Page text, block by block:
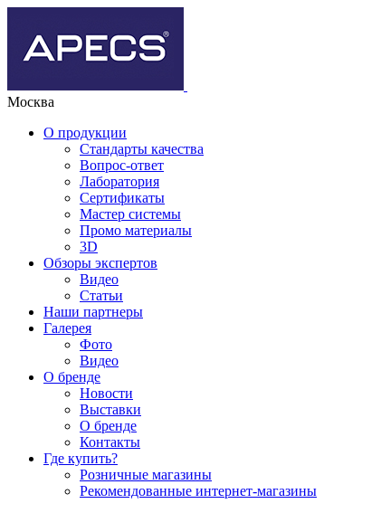
Москва
О продукции
Стандарты качества
Вопрос-ответ
Лаборатория
Сертификаты
Мастер системы
Промо материалы
3D
Обзоры экспертов
Видео
Статьи
Наши партнеры
Галерея
Фото
Видео
О бренде
Новости
Выставки
О бренде
Контакты
Где купить?
Розничные магазины
Рекомендованные интернет-магазины